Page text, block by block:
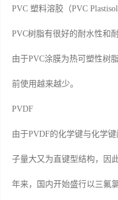
PVC 塑料溶胶（PVC Plastisol
PVC树脂有很好的耐水性和
由于PVC涂膜为热可塑性树
前使用越来越少。
PVDF
由于PVDF的化学键与化学
子量大又为直键型结构，因
年来，国内开始盛行以三氟